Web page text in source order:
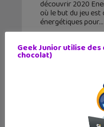
découvrir 2020
où le but du jeu
énergétiques pour
Geek Junior utilise
chocolat)